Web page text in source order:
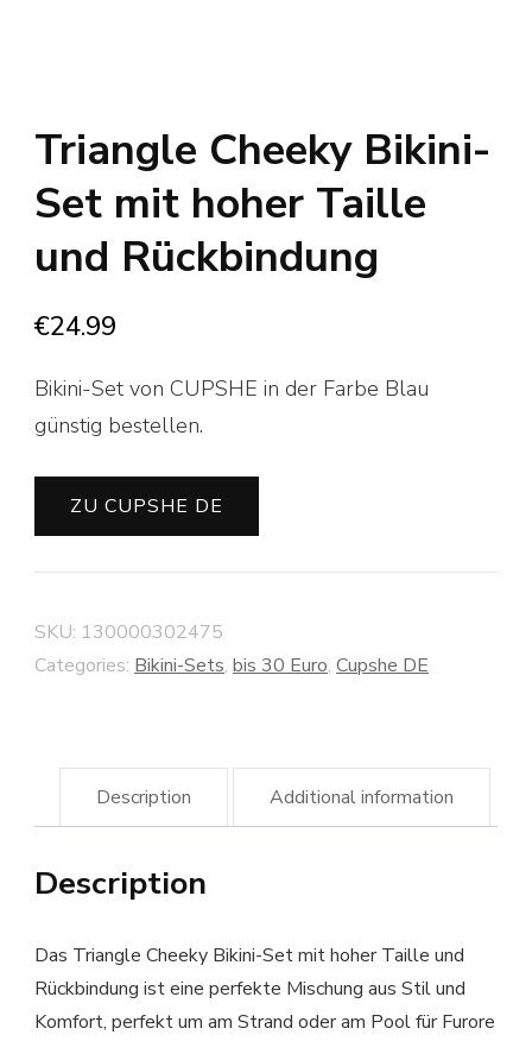
Triangle Cheeky Bikini-
Set mit hoher Taille
und Rückbindung
€24.99
Bikini-Set von CUPSHE in der Farbe Blau
günstig bestellen.
ZU CUPSHE DE
SKU: 130000302475
Categories: Bikini-Sets, bis 30 Euro, Cupshe DE
Description Additional information
Description
Das Triangle Cheeky Bikini-Set mit hoher Taille und
Rückbindung ist eine perfekte Mischung aus Stil und
Komfort, perfekt um am Strand oder am Pool für Furore